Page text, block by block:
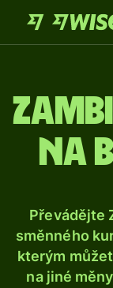
na
Převádějte
směnného
kterým
na jiné